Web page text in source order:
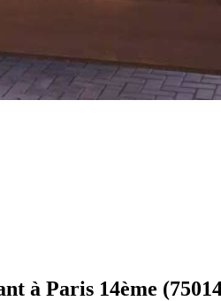
à Paris 14ème